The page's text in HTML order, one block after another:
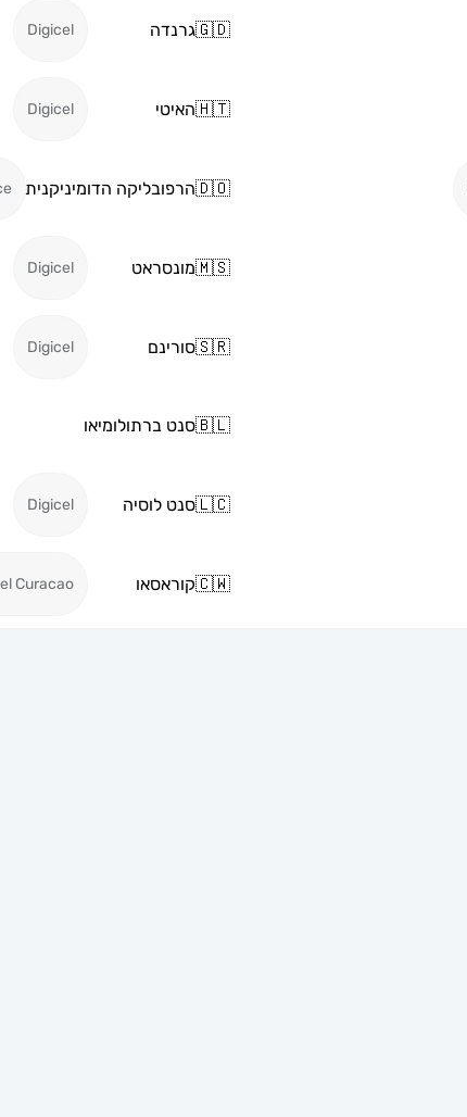
🇬🇩גרנדה Digicel
🇭🇹האיטי Digicel
🇩🇴הרפובליקה הדומיניקנית
🇲🇸מונסראט Digicel
🇸🇷סורינם Digicel
🇧🇱סנט ברתולומיאו
🇱🇨סנט לוסיה Digicel
🇨🇼קוראסאו Curacao